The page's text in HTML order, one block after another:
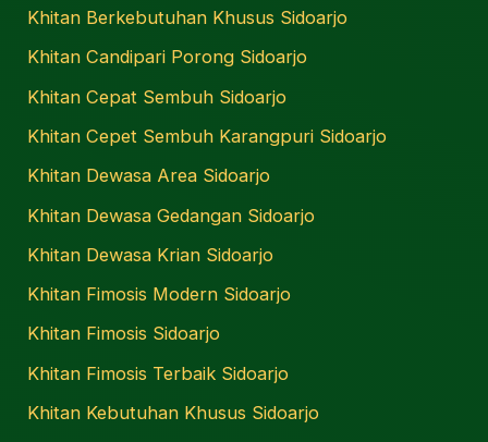
Khitan Berkebutuhan Khusus Sidoarjo
Khitan Candipari Porong Sidoarjo
Khitan Cepat Sembuh Sidoarjo
Khitan Cepet Sembuh Karangpuri Sidoarjo
Khitan Dewasa Area Sidoarjo
Khitan Dewasa Gedangan Sidoarjo
Khitan Dewasa Krian Sidoarjo
Khitan Fimosis Modern Sidoarjo
Khitan Fimosis Sidoarjo
Khitan Fimosis Terbaik Sidoarjo
Khitan Kebutuhan Khusus Sidoarjo